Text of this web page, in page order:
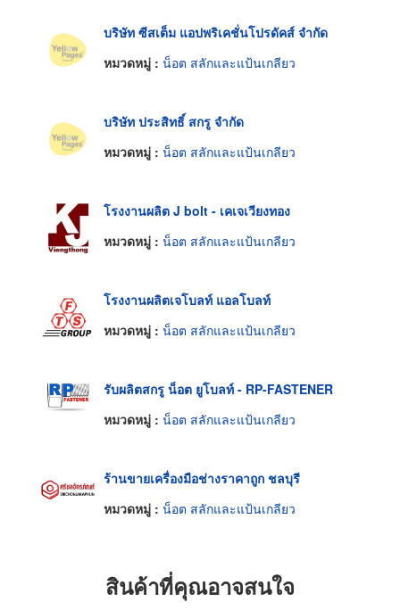
บริษัท ซีสเต็ม แอปพริเคชั่นโปรดัคส์ จำกัด
หมวดหมู่ : น็อต สลักและแป้นเกลียว
บริษัท ประสิทธิ์ สกรู จำกัด
หมวดหมู่ : น็อต สลักและแป้นเกลียว
โรงงานผลิต J bolt - เคเจเวียงทอง
หมวดหมู่ : น็อต สลักและแป้นเกลียว
โรงงานผลิตเจโบลท์ แอลโบลท์
หมวดหมู่ : น็อต สลักและแป้นเกลียว
รับผลิตสกรู น็อต ยูโบลท์ - RP-FASTENER
หมวดหมู่ : น็อต สลักและแป้นเกลียว
ร้านขายเครื่องมือช่างราคาถูก ชลบุรี
หมวดหมู่ : น็อต สลักและแป้นเกลียว
สินค้าที่คุณอาจสนใจ